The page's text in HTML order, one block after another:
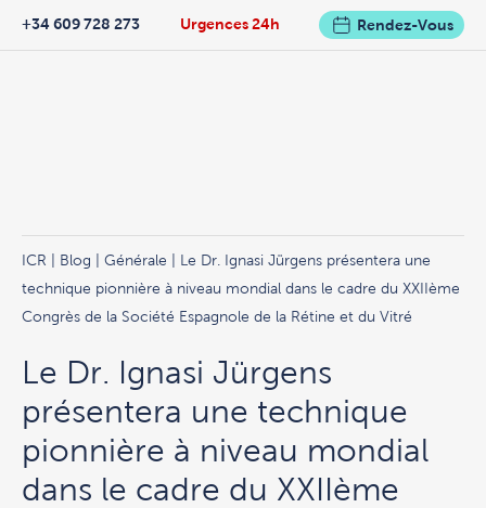
Urgences 24h
+34 609 728 273 Rendez-Vous
ICR Blog Générale | Le Dr. Ignasi Jürgens présentera une
technique pionnière à niveau mondial dans le cadre du XXIIème
Congrès de la Société Espagnole de la Rétine et du Vitré
Le Dr. Ignasi Jürgens
présentera une technique
pionnière à niveau mondial
dans le cadre du XXIIème